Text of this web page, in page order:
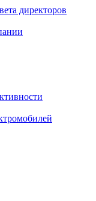
директоров